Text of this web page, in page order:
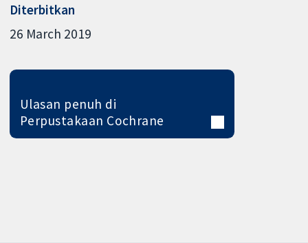
Diterbitkan
26 March 2019
Ulasan penuh di
Perpustakaan Cochrane